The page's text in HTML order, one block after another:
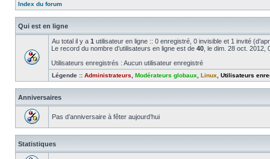
Index du forum
Qui est en ligne
Au total il y a 1 utilisateur en ligne :: 0 enregistré, 0 invisible et 1 invité
Le record du nombre d’utilisateurs en ligne est de 40 , le dim. 28 oct. 2012,
Utilisateurs enregistrés : Aucun utilisateur enregistré
Légende :: Administrateurs Modérateurs globaux Linux Utilisateurs
Anniversaires
Pas d’anniversaire à fêter aujourd’hui
Statistiques